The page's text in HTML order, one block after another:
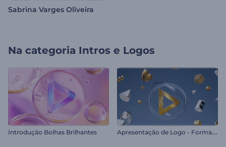
Sabrina Varges Oliveira
Na categoria Intros e Logos
Introdução Bolhas Brilhantes A
presentação de Logo - Formas Metálicas